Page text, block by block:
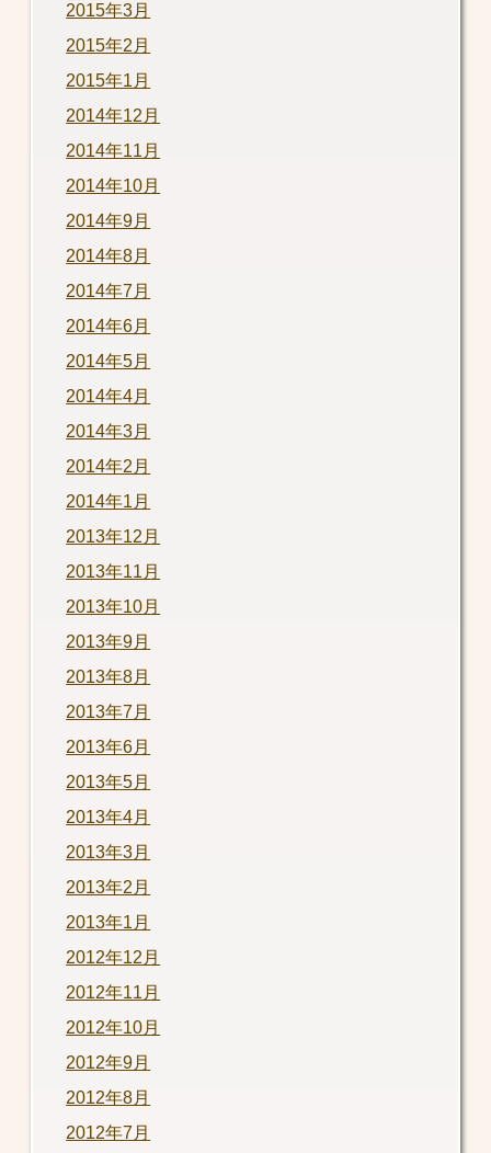
2015年3月
2015年2月
2015年1月
2014年12月
2014年11月
2014年10月
2014年9月
2014年8月
2014年7月
2014年6月
2014年5月
2014年4月
2014年3月
2014年2月
2014年1月
2013年12月
2013年11月
2013年10月
2013年9月
2013年8月
2013年7月
2013年6月
2013年5月
2013年4月
2013年3月
2013年2月
2013年1月
2012年12月
2012年11月
2012年10月
2012年9月
2012年8月
2012年7月